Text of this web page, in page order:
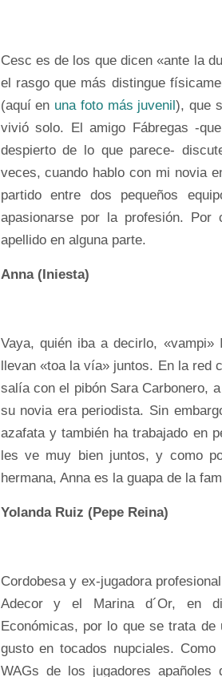
Cesc es de los que dicen «ante la
el rasgo que más distingue
(aquí en una foto más juvenil), que
vivió solo. El amigo Fábregas -
despierto de lo que parece-
veces, cuando hablo con mi novia
partido entre dos pequeños
apasionarse por la profesión.
apellido en alguna parte.
Anna (Iniesta)
Vaya, quién iba a decirlo,
llevan «toa la vía» juntos. En la red
salía con el pibón Sara Carbonero,
su novia era periodista. Sin
azafata y también ha trabajado en
les ve muy bien juntos, y como
hermana, Anna es la guapa de la
Yolanda Ruiz (Pepe Reina)
Cordobesa y ex-jugadora
Adecor y el Marina d´Or, en
Económicas, por lo que se trata
gusto en tocados nupciales.
WAGs de los jugadores